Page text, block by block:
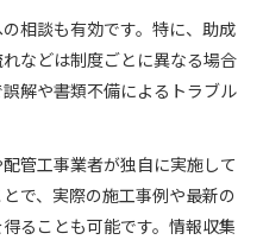
相談も有効です。特に、助成
などは制度ごとに異なる場合
解や書類不備によるトラブル
管工事業者が独自に実施して
で、実際の施工事例や最新の
ることも可能です。情報収集